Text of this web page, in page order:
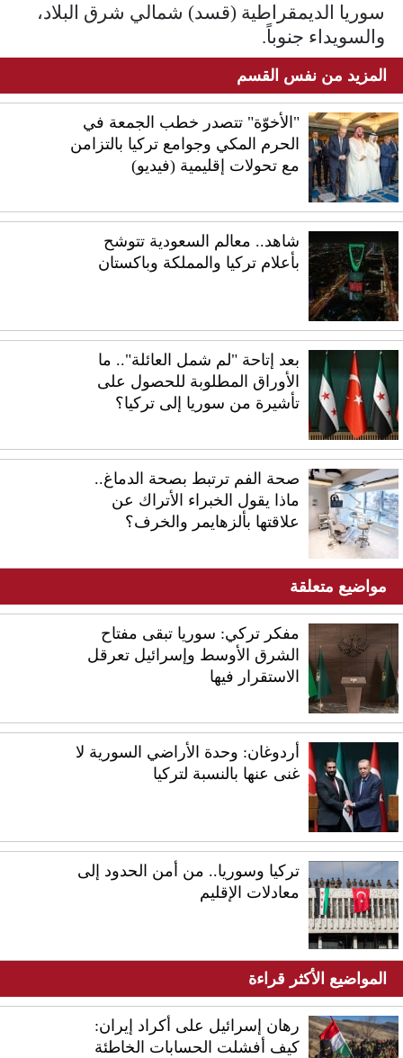
سوريا الديمقراطية (قسد) شمالي شرق البلاد،
والسويداء جنوباً.
المزيد من نفس القسم
"الأخوّة" تتصدر خطب الجمعة في
الحرم المكي وجوامع تركيا بالتزامن
مع تحولات إقليمية (فيديو)
شاهد.. معالم السعودية تتوشح
بأعلام تركيا والمملكة وباكستان
بعد إتاحة "لم شمل العائلة".. ما
الأوراق المطلوبة للحصول على
تأشيرة من سوريا إلى تركيا؟
صحة الفم ترتبط بصحة الدماغ..
ماذا يقول الخبراء الأتراك عن
علاقتها بألزهايمر والخرف؟
مواضيع متعلقة
مفكر تركي: سوريا تبقى مفتاح
الشرق الأوسط وإسرائيل تعرقل
الاستقرار فيها
أردوغان: وحدة الأراضي السورية لا
غنى عنها بالنسبة لتركيا
تركيا وسوريا.. من أمن الحدود إلى
معادلات الإقليم
المواضيع الأكثر قراءة
رهان إسرائيل على أكراد إيران:
كيف أفشلت الحسابات الخاطئة